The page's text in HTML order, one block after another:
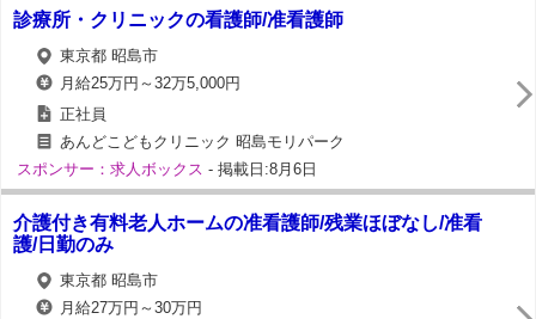
診療所・クリニックの看護師/准看護師
東京都 昭島市
月給25万円～32万5,000円
正社員
あんどこどもクリニック 昭島モリパーク
スポンサー：求人ボックス - 掲載日:8月6日
介護付き有料老人ホームの准看護師/残業ほぼなし/准看
護/日勤のみ
東京都 昭島市
月給27万円～30万円